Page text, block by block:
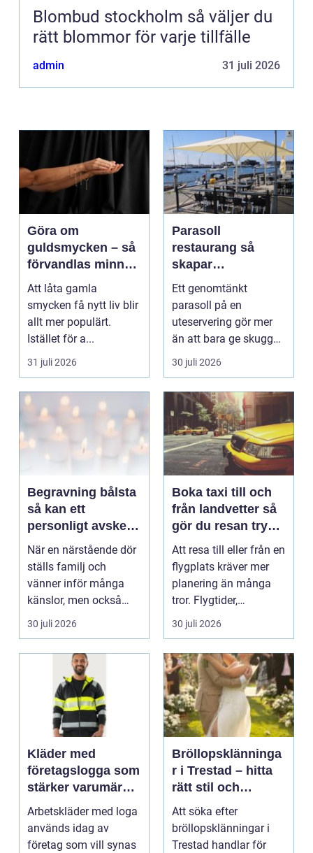
Blombud stockholm så väljer du
rätt blommor för varje tillfälle
admin 31 juli 2026
Göra om
guldsmycken – så
förvandlas minnen
till nya favoriter
Att låta gamla
smycken få nytt liv blir
allt mer populärt.
Istället för a...
31 juli 2026
Parasoll
restaurang så
skapar
uteserveringen rätt
känsla året runt
Ett genomtänkt
parasoll på en
uteservering gör mer
än att bara ge skugga.
Det påverkar hur länge
gäs...
30 juli 2026
Begravning bålsta
så kan ett
personligt avsked
formas
När en närstående dör
ställs familj och
vänner inför många
känslor, men också
praktiska beslut. En b...
30 juli 2026
Boka taxi till och
från landvetter så
gör du resan trygg
och smidig
Att resa till eller från en
flygplats kräver mer
planering än många
tror. Flygtider,
packning, säker...
30 juli 2026
Kläder med
företagslogga som
stärker varumärket
varje dag
Arbetskläder med loga
används idag av
företag som vill synas
Bröllopsklänninga
r i Trestad – hitta
rätt stil och
passform inför den
stora dagen
Att söka efter
bröllopsklänningar i
Trestad handlar för